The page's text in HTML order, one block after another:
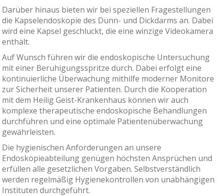
Darüber hinaus bieten wir bei speziellen Fragestellungen
die Kapselendoskopie des Dünn- und Dickdarms an. Dabei
wird eine Kapsel geschluckt, die eine winzige Videokamera
enthält.
Auf Wunsch führen wir die endoskopische Untersuchung
mit einer Beruhigungsspritze durch. Dabei erfolgt eine
kontinuierliche Überwachung mithilfe moderner Monitore
zur Sicherheit unserer Patienten. Durch die Kooperation
mit dem Heilig Geist-Krankenhaus können wir auch
komplexe therapeutische endoskopische Behandlungen
durchführen und eine optimale Patientenüberwachung
gewährleisten.
Die hygienischen Anforderungen an unsere
Endoskopieabteilung genügen höchsten Ansprüchen und
erfüllen alle gesetzlichen Vorgaben. Selbstverständlich
werden regelmäßig Hygienekontrollen von unabhängigen
Instituten durchgeführt.